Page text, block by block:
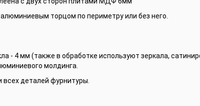
торцом по периметру или без него.
- 4 мм (также в обработке используют зеркала,
молдинга.
всех деталей фурнитуры.